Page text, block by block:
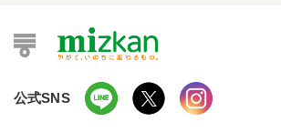
公式SNS